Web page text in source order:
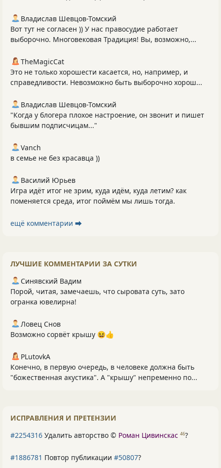
Владислав Шевцов-Томский
Вот тут не согласен )) У нас правосудие работает
выборочно. Многовековая Традиция! Вы, возможно,...
TheMagicCat
Это не только хорошести касается, но, например, и
справедливости. Невозможно быть выборочно хорош...
Владислав Шевцов-Томский
"Когда у блогера плохое настроение, он звонит и пишет
бывшим подписчицам..."
Vanch
в семье не без красавца ))
Василий Юрьев
Игра идёт итог не зрим, куда идём, куда летим? как
поменяется среда, итог поймём мы лишь тогда.
ещё комментарии ⮕
ЛУЧШИЕ КОММЕНТАРИИ ЗА СУТКИ
Синявский Вадим
Порой, читая, замечаешь, что сыровата суть, зато
огранка ювелирна!
Ловец Снов
Возможно сорвёт крышу 😆👍
PLutоvkА
Конечно, в первую очередь, в человеке должна быть
"божественная акустика". А "крышу" непременно по...
ИСПРАВЛЕНИЯ И ПРЕТЕНЗИИ
#2254316 Удалить авторство © Роман Цивинскас 46?
#1886781 Повтор публикации #50807?